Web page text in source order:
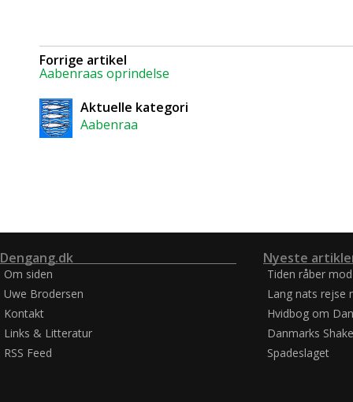
Forrige artikel
Aabenraas oprindelse
Aktuelle kategori
Aabenraa
Dengang.dk
Om siden
Uwe Brodersen
Kontakt
Links & Litteratur
RSS Feed
Nyeste
Tiden råber
Lang nats rejse
Hvidbog om
Danmarks
Spadeslaget